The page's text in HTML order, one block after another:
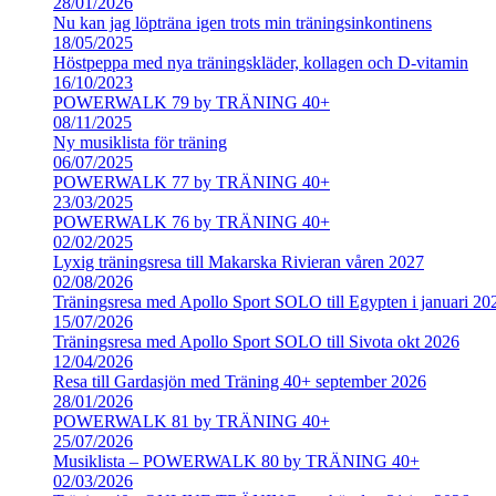
Nu kan jag löpträna igen trots min träningsinkontinens
18/05/2025
Höstpeppa med nya träningskläder, kollagen och D-vitamin
16/10/2023
POWERWALK 79 by TRÄNING 40+
08/11/2025
Ny musiklista för träning
06/07/2025
POWERWALK 77 by TRÄNING 40+
23/03/2025
POWERWALK 76 by TRÄNING 40+
02/02/2025
Lyxig träningsresa till Makarska Rivieran våren 2027
02/08/2026
Träningsresa med Apollo Sport SOLO till Egypten i januari
15/07/2026
Träningsresa med Apollo Sport SOLO till Sivota okt 2026
12/04/2026
Resa till Gardasjön med Träning 40+ september 2026
28/01/2026
POWERWALK 81 by TRÄNING 40+
25/07/2026
Musiklista – POWERWALK 80 by TRÄNING 40+
02/03/2026